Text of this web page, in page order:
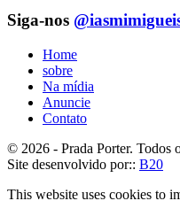
Siga-nos
Home
sobre
Na mídia
Anuncie
Contato
© 2026 - Prada Porter. Todos
Site desenvolvido por:: B20
This website uses cookies to